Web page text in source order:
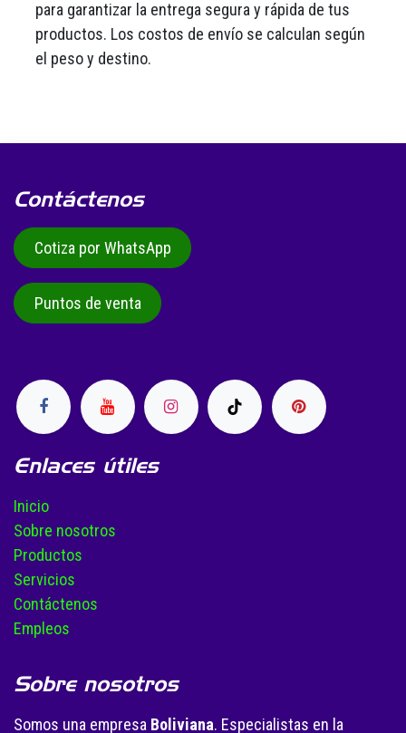
para garantizar la entrega segura y rápida de tus
productos. Los costos de envío se calculan según
el peso y destino.
Enlaces útiles
Inicio
Sobre nosotros
Productos
Servicios
Contáctenos
Empleos
Sobre nosotros
Somos una empresa Boliviana. Especialistas en la
Contáctenos
Cotiza por WhatsApp
Puntos de venta